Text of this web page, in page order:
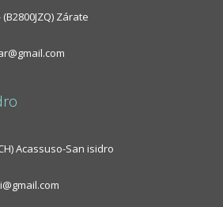
Zárate
Acassuso-San isidro